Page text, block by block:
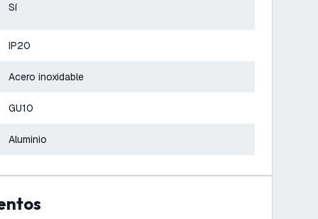
Sí
IP20
Acero inoxidable
GU10
Aluminio